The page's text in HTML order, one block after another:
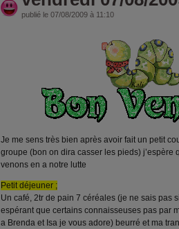
publié le 07/08/2009 à 11:10
Je me sens très bien après avoir fait un petit
groupe (bon on dira casser les pieds) j’espère
venons en a notre lutte
Petit déjeuner ;
Un café, 2tr de pain 7 céréales (je ne sais pas
espérant que certains connaisseuses pas par
a Brenda et Isa je vous adore) beurré et ma